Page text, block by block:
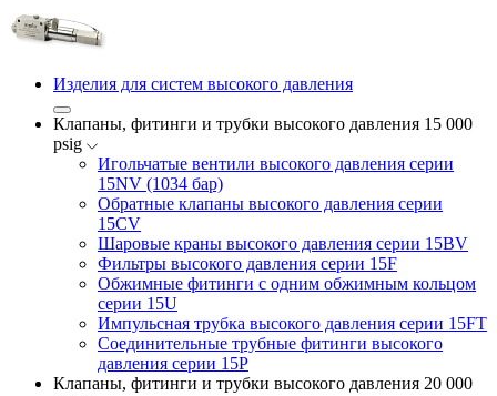
Изделия для систем высокого давления
Клапаны, фитинги и трубки высокого давления 15 000
psig
Игольчатые вентили высокого давления серии
15NV (1034 бар)
Обратные клапаны высокого давления серии
15CV
Шаровые краны высокого давления серии 15BV
Фильтры высокого давления серии 15F
Обжимные фитинги с одним обжимным кольцом
серии 15U
Импульсная трубка высокого давления серии 15FT
Соединительные трубные фитинги высокого
давления серии 15P
Клапаны, фитинги и трубки высокого давления 20 000